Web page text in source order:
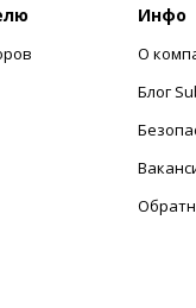
Инфо
О
Блог